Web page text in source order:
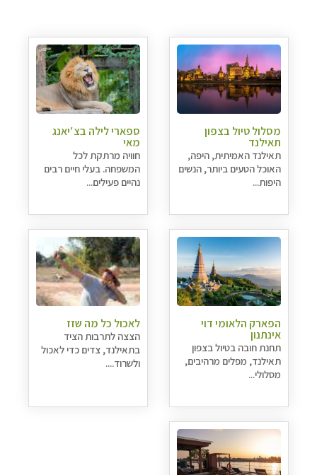
מסלול טיול בצפון
תאילנד
תאילנד האמיתית, היפה,
האוכל הטעים ביותר, הנשים
היפות...
ספארי לילה בצ′יאנג
מאי
חוויה מרתקת לכל
המשפחה. בעלי חיים רבים
נהיים פעילים...
הפארק הלאומי דוי
אינתנון
תחנת חובה בטיול בצפון
תאילנד, מפלים מרהיבים,
מסלולי...
לאכול כל מה שזז
הצצה לתרבות הציד
בתאילנד, צדים כדי לאכול
ולשרוד....